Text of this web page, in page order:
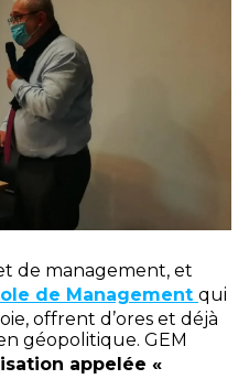
de management, et
de Management qui
offrent d’ores et déjà
géopolitique. GEM
appelée «